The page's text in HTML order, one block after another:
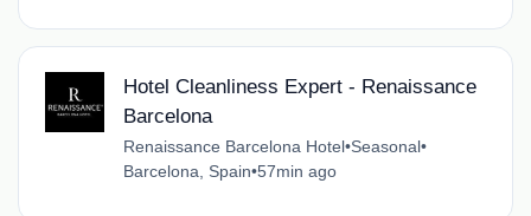
Hotel Cleanliness Expert - Renaissance
Barcelona
Renaissance Barcelona Hotel•Seasonal•
Barcelona, Spain•57min ago